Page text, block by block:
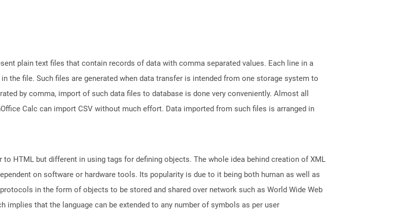
plain text files that contain records of data with comma separated values. Each line in a
the file. Such files are generated when data transfer is intended from one storage system to
by comma, import of such data files to database is done very conveniently. Almost all
Calc can import CSV without much effort. Data imported from such files is arranged in
HTML but different in using tags for defining objects. The whole idea behind creation of XML
on software or hardware tools. Its popularity is due to it being both human as well as
in the form of objects to be stored and shared over network such as World Wide Web
implies that the language can be extended to any number of symbols as per user